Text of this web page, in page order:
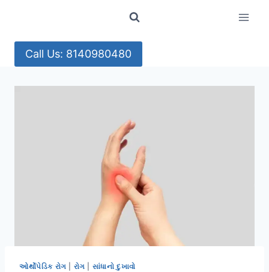
Call Us: 8140980480
ઓર્થોપેડિક રોગ રોગ સાંધાનો દુખાવો